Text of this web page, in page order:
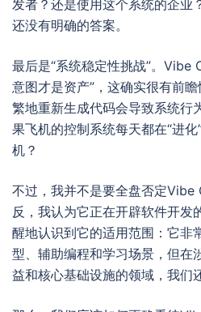
发者？还是使用这个系统的企业
还没有明确的答案。
最后是“系统稳定性挑战”。Vibe
意图才是资产”，这确实很有前
繁地重新生成代码会导致系统行
果飞机的控制系统每天都在“进
机？
不过，我并不是要全盘否定
反，我认为它正在开辟软件开发
醒地认识到它的适用范围：它非
型、辅助编程和学习场景，但在
益和核心基础设施的领域，我们